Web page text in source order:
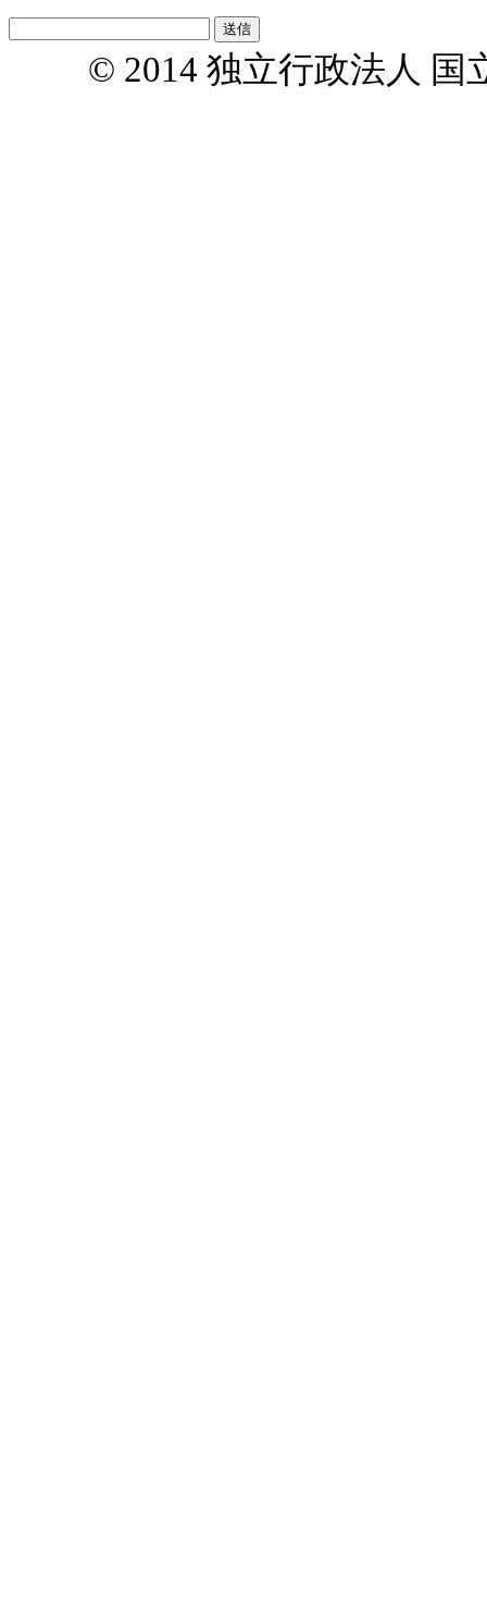
© 2014 独立行政法人 国